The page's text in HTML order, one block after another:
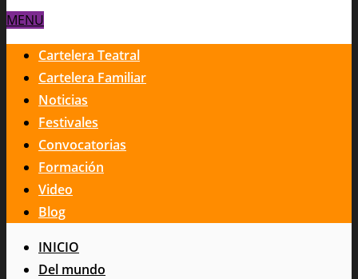
MENU
Cartelera Teatral
Cartelera Familiar
Noticias
Festivales
Convocatorias
Formación
Video
Blog
INICIO
Del mundo